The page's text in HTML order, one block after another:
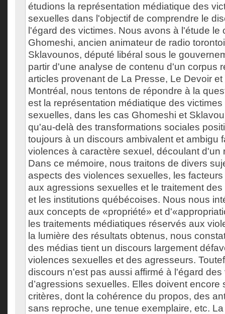
étudions la représentation médiatique des
sexuelles dans l'objectif de comprendre le
l'égard des victimes. Nous avons à l'étude le
Ghomeshi, ancien animateur de radio
Sklavounos, député libéral sous le
partir d'une analyse de contenu d'un corpus
articles provenant de La Presse, Le Devoir
Montréal, nous tentons de répondre à la
est la représentation médiatique des
sexuelles, dans les cas Ghomeshi et
qu'au-delà des transformations sociales
toujours à un discours ambivalent et ambigu
violences à caractère sexuel, découlant d'un
Dans ce mémoire, nous traitons de divers
aspects des violences sexuelles, les
aux agressions sexuelles et le traitement
et les institutions québécoises. Nous nous
aux concepts de «propriété» et
les traitements médiatiques réservés aux
la lumière des résultats obtenus, nous
des médias tient un discours largement
violences sexuelles et des agresseurs.
discours n'est pas aussi affirmé à l'égard des
d’agressions sexuelles. Elles doivent encore
critères, dont la cohérence du propos, des
sans reproche, une tenue exemplaire, etc.